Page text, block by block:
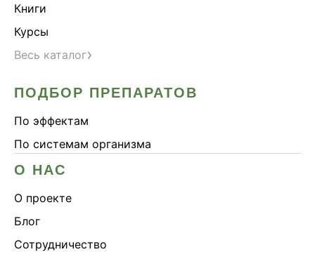
Книги
Курсы
Весь каталог›
ПОДБОР ПРЕПАРАТОВ
По эффектам
По системам организма
О НАС
О проекте
Блог
Сотрудничество